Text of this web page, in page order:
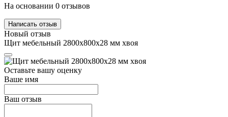
На основании 0 отзывов
Написать отзыв
Новый отзыв
Щит мебельный 2800х800х28 мм хвоя
Оставьте вашу оценку
Ваше имя
Ваш отзыв